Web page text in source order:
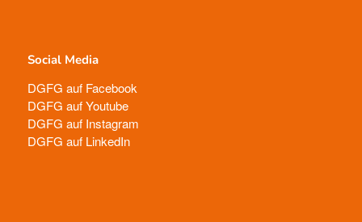
Social Media
DGFG auf Facebook
DGFG auf Youtube
DGFG auf Instagram
DGFG auf LinkedIn